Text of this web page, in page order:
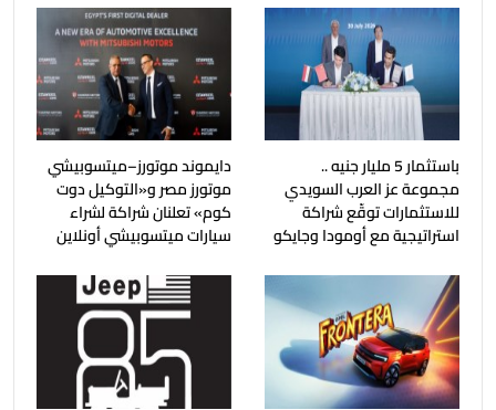
باستثمار 5 مليار جنيه ..
مجموعة عز العرب السويدي
للاستثمارات توقّع شراكة
استراتيجية مع أومودا وجايكو
دايموند موتورز–ميتسوبيشي
موتورز مصر و«التوكيل دوت
كوم» تعلنان شراكة لشراء
سيارات ميتسوبيشي أونلاين